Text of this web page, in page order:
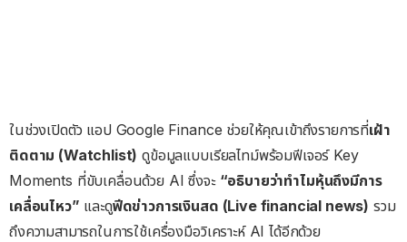
ในช่วงเปิดตัว แอป Google Finance ช่วยให้คุณเข้าถึงรายการที่เฝ้า
ติดตาม (Watchlist) ดูข้อมูลแบบเรียลไทม์พร้อมฟีเจอร์ Key
Moments ที่ขับเคลื่อนด้วย AI ซึ่งจะ “อธิบายว่าทำไมหุ้นถึงมีการ
เคลื่อนไหว” และดูฟีดข่าวการเงินสด (Live financial news) รวม
ถึงความสามารถในการใช้เครื่องมือวิเคราะห์ AI ได้อีกด้วย